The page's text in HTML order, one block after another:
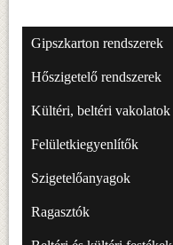
Gipszkarton rendszerek
Hőszigetelő rendszerek
Kültéri, beltéri vakolatok
Felületkiegyenlítők
Szigetelőanyagok
Ragasztók